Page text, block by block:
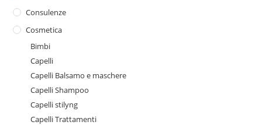
Consulenze
Cosmetica
Bimbi
Capelli
Capelli Balsamo e maschere
Capelli Shampoo
Capelli stilyng
Capelli Trattamenti